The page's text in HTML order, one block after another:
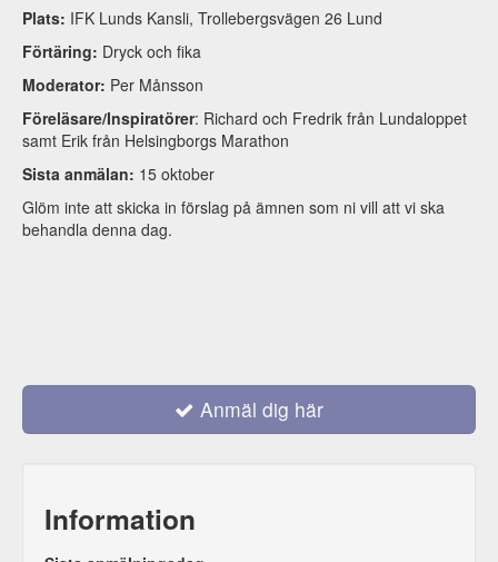
Plats: IFK Lunds Kansli, Trollebergsvägen 26 Lund
Förtäring: Dryck och fika
Moderator: Per Månsson
Föreläsare/Inspiratörer: Richard och Fredrik från Lundaloppet
samt Erik från Helsingborgs Marathon
Sista anmälan: 15 oktober
Glöm inte att skicka in förslag på ämnen som ni vill att vi ska
behandla denna dag.
Anmäl dig här
Information